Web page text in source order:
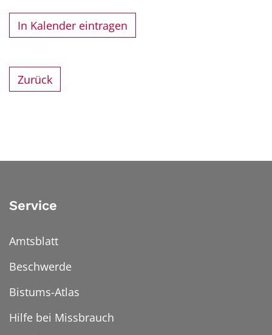
In Kalender eintragen
Zurück
Service
Amtsblatt
Beschwerde
Bistums-Atlas
Hilfe bei Missbrauch